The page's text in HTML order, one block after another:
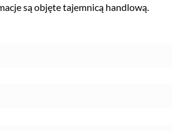
są objęte tajemnicą handlową.